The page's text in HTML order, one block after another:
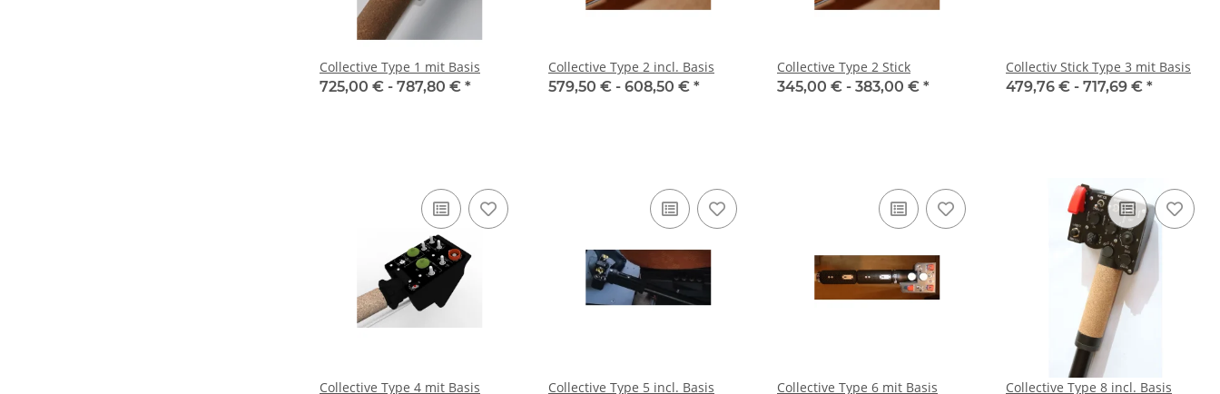
Collective Type 1 mit Basis
725,00 € - 787,80 € *
Collective Type 2 incl. Basis
579,50 € - 608,50 € *
Collective Type 2 Stick
345,00 € - 383,00 € *
Collectiv Stick Type 3 mit Basis
479,76 € - 717,69 € *
Collective Type 4 mit Basis
Collective Type 5 incl. Basis
Collective Type 6 mit Basis
Collective Type 8 incl. Basis